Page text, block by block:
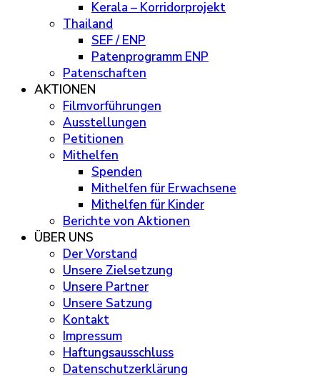
Kerala – Korridorprojekt
Thailand
SEF / ENP
Patenprogramm ENP
Patenschaften
AKTIONEN
Filmvorführungen
Ausstellungen
Petitionen
Mithelfen
Spenden
Mithelfen für Erwachsene
Mithelfen für Kinder
Berichte von Aktionen
ÜBER UNS
Der Vorstand
Unsere Zielsetzung
Unsere Partner
Unsere Satzung
Kontakt
Impressum
Haftungsausschluss
Datenschutzerklärung